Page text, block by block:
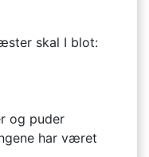
skal I blot:
og puder
har været